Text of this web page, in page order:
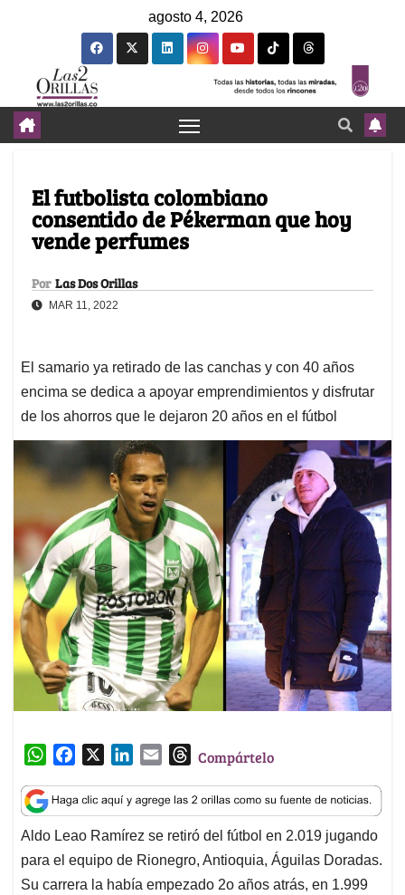
agosto 4, 2026
El futbolista colombiano
consentido de Pékerman que hoy
vende perfumes
Por Las Dos Orillas
MAR 11, 2022
El samario ya retirado de las canchas y con 40 años
encima se dedica a apoyar emprendimientos y disfrutar
de los ahorros que le dejaron 20 años en el fútbol
W
a
t
s
A
p
c
e
b
o
o
n
k
e
d
I
a
i
l
T
r
e
a
d
s
Compártelo
Aldo Leao Ramírez se retiró del fútbol en 2.019 jugando
para el equipo de Rionegro, Antioquia, Águilas Doradas.
Su carrera la había empezado 2o años atrás, en 1.999